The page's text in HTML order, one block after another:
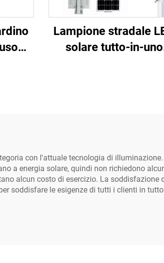
Lampione stradale
solare tutto-in-uno
con l'attuale tecnologia di
a energia solare, quindi non richiedono
alcun costo di esercizio. La soddisfazione
soddisfare le esigenze di tutti i clienti in